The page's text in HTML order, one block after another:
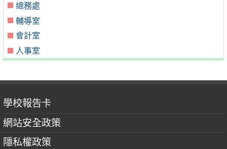
總務處
輔導室
會計室
人事室
學校報告卡
網站安全政策
隱私權政策